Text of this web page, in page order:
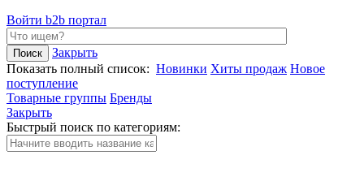
Войти b2b портал
Закрыть
Показать полный список: Новинки Хиты продаж Новое
поступление
Товарные группы Бренды
Закрыть
Быстрый поиск по категориям: